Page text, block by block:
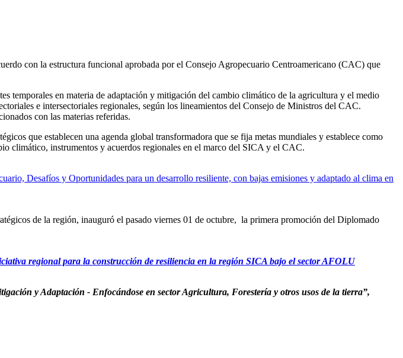
con la estructura funcional aprobada por el Consejo Agropecuario Centroamericano (CAC) que
temporales en materia de adaptación y mitigación del cambio climático de la agricultura y el medio
e intersectoriales regionales, según los lineamientos del Consejo de Ministros del CAC.
con las materias referidas.
que establecen una agenda global transformadora que se fija metas mundiales y establece como
climático, instrumentos y acuerdos regionales en el marco del SICA y el CAC.
Desafíos y Oportunidades para un desarrollo resiliente, con bajas emisiones y adaptado al clima en
de la región, inauguró el pasado viernes 01 de octubre, la primera promoción del Diplomado
regional para la construcción de resiliencia en la región SICA bajo el sector AFOLU
y Adaptación - Enfocándose en sector Agricultura, Forestería y otros usos de la tierra”,